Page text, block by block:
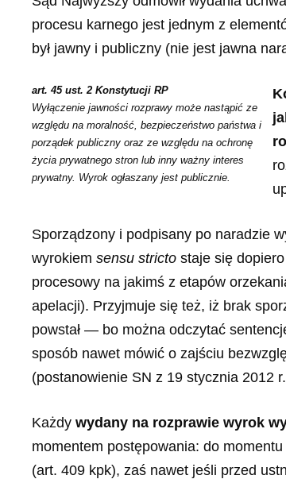
procesu karnego jest jednym z
był jawny i publiczny (nie jest jawna
art. 45 ust. 2 Konstytucji RP
Wyłączenie jawności rozprawy może nastąpić ze
względu na moralność, bezpieczeństwo państwa i
porządek publiczny oraz ze względu na ochronę
życia prywatnego stron lub inny ważny interes
prywatny. Wyrok ogłaszany jest publicznie.
Sporządzony i podpisany po naradzie
wyrokiem sensu stricto staje się
procesowy na jakimś z etapów
apelacji). Przyjmuje się też, iż brak
powstał — bo można odczytać
sposób nawet mówić o zajściu
(postanowienie SN z 19 stycznia 2012
Każdy wydany na rozprawie wyrok
momentem postępowania: do
(art. 409 kpk), zaś nawet jeśli przed